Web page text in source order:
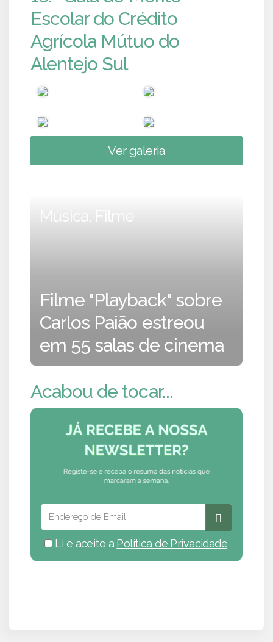
Escolar do Crédito
Agrícola Mútuo do
Alentejo Sul
Ver galeria
Música, Filme
Filme "Playback" sobre
Carlos Paião estreou
em 55 salas de cinema
Acabou de tocar...
Li e aceito a Política de Privacidade